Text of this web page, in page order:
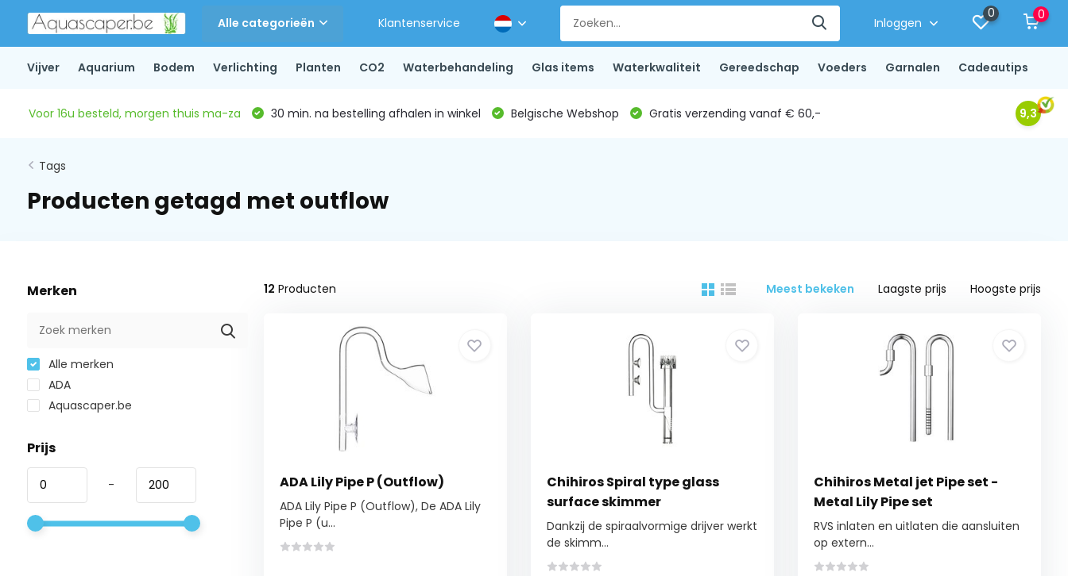
Alle categorieën Klantenservice Inloggen
0 0
Vijver Aquarium Bodem Verlichting Planten CO2 Waterbehandeling Glas items Waterkwaliteit Gereedschap Voeders Garnalen Cadeautips
Voor 16u besteld, morgen thuis ma-za 30 min. na bestelling afhalen in winkel Belgische Webshop Gratis verzending vanaf € 60,- 9,3
Tags
Producten getagd met outflow
Merken
Alle merken
ADA
Aquascaper.be
Prijs
-
12 Producten Meest bekeken Laagste prijs Hoogste prijs
ADA Lily Pipe P (Outflow)
ADA Lily Pipe P (Outflow), De ADA Lily
Pipe P (u...
Chihiros Spiral type glass
surface skimmer
Dankzij de spiraalvormige drijver werkt
de skimm...
Chihiros Metal jet Pipe set -
Metal Lily Pipe set
RVS inlaten en uitlaten die aansluiten
op extern...